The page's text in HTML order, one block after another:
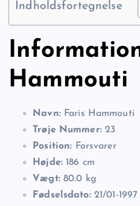
Indholdsfortegnelse
Hammouti
Navn:Faris Hammouti
Trøje Nummer:23
Position: Forsvarer
Højde:186 cm
Vægt:80.0 kg
Fødselsdato:21/01-1997